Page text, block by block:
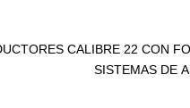
CALIBRE 22 CON
SISTEMAS DE